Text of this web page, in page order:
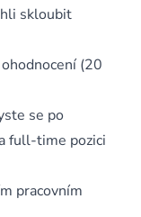
skloubit
(20
se po
full-time pozici
pracovním